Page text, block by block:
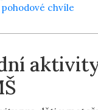
chvíle